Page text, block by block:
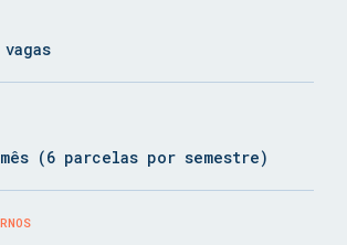
(6 parcelas por semestre)